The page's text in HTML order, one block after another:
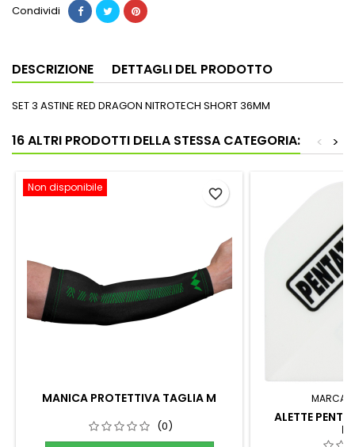
Condividi
DESCRIZIONE DETTAGLI DEL PRODOTTO
SET 3 ASTINE RED DRAGON NITROTECH SHORT 36MM
16 ALTRI PRODOTTI DELLA STESSA CATEGORIA: >
<
Non disponibile
MANICA PROTETTIVA TAGLIA M
(0)
favorite_border
MARCA:
ALETTE